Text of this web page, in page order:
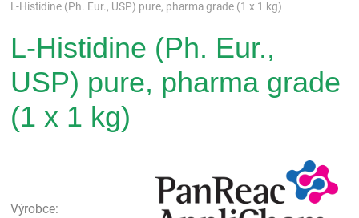
L-Histidine (Ph. Eur., USP) pure, pharma grade (1 x 1 kg)
L-Histidine (Ph. Eur.,
USP) pure, pharma grade
(1 x 1 kg)
Výrobce: